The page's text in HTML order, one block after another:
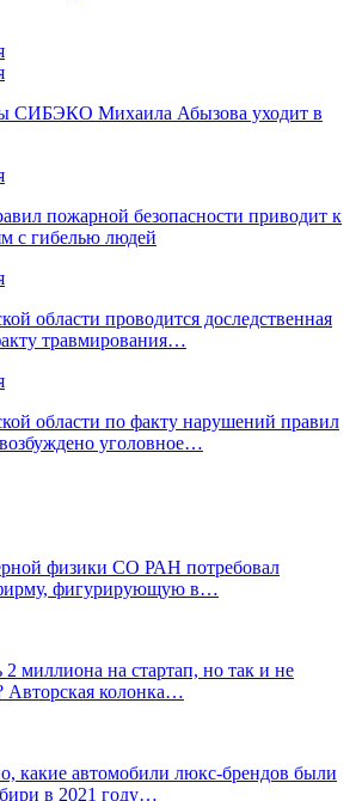
СИБЭКО Михаила Абызова уходит в
пожарной безопасности приводит к
с гибелью людей
области проводится доследственная
травмирования…
области по факту нарушений правил
уголовное…
физики СО РАН потребовал
фигурирующую в…
2 миллиона на стартап, но так и не
Авторская колонка…
какие автомобили люкс-брендов были
в 2021 году…